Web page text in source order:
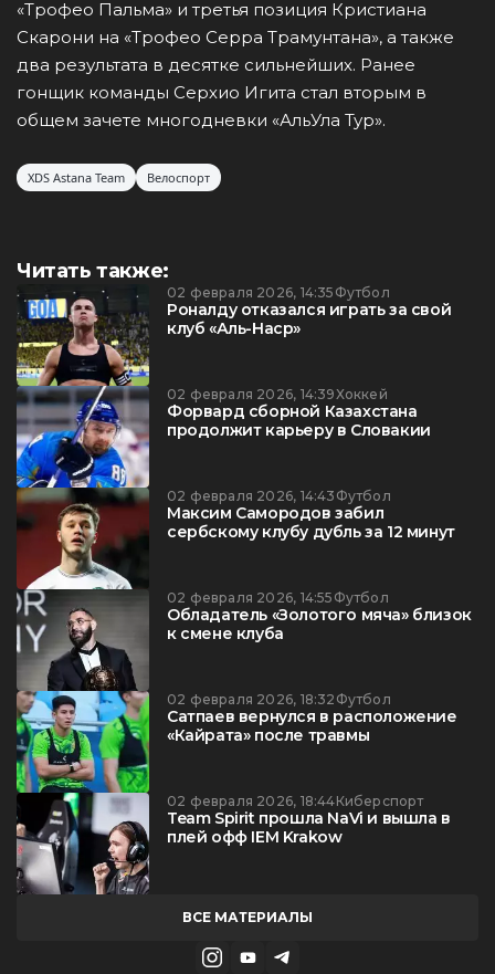
«Трофео Пальма» и третья позиция Кристиана
Скарони на «Трофео Серра Трамунтана», а также
два результата в десятке сильнейших. Ранее
гонщик команды Серхио Игита стал вторым в
общем зачете многодневки «АльУла Тур».
XDS Astana Team Велоспорт
Читать также:
02 февраля 2026, 14:35 Футбол
Роналду отказался играть за свой
клуб «Аль-Наср»
02 февраля 2026, 14:39Хоккей
Форвард сборной Казахстана
продолжит карьеру в Словакии
02 февраля 2026, 14:43 Футбол
Максим Самородов забил
сербскому клубу дубль за 12 минут
02 февраля 2026, 14:55 Футбол
Обладатель «Золотого мяча» близок
к смене клуба
02 февраля 2026, 18:32 Футбол
Сатпаев вернулся в расположение
«Кайрата» после травмы
02 февраля 2026, 18:44Киберспорт
Team Spirit прошла NaVi и вышла в
плей офф IEM Krakow
ВСЕ МАТЕРИАЛЫ